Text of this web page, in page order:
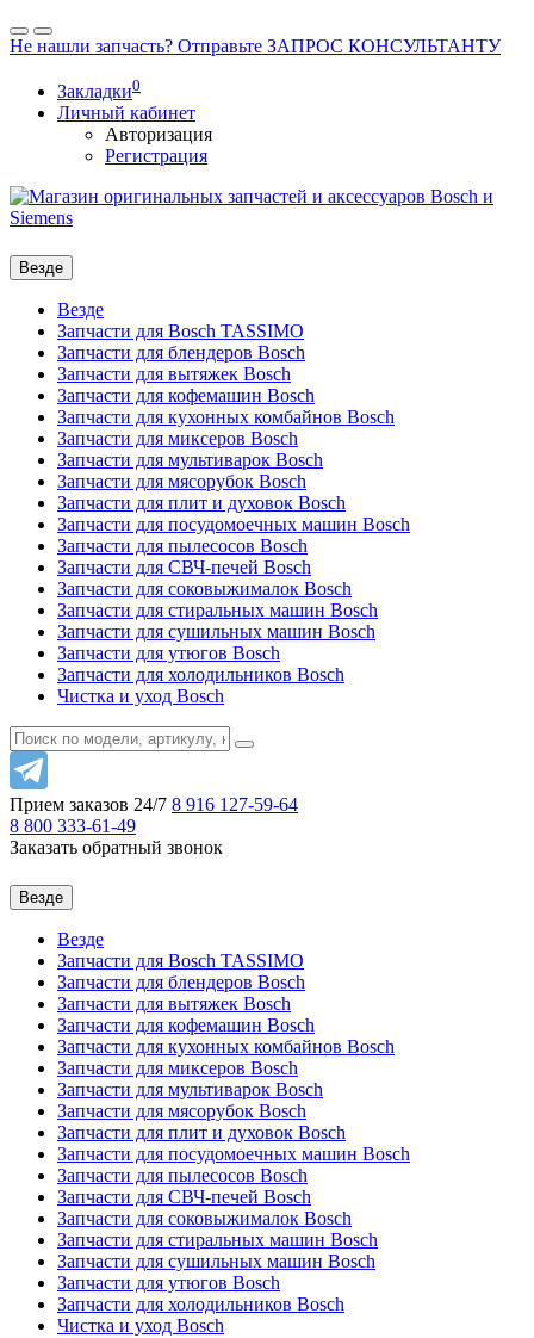
Не нашли запчасть? Отправьте ЗАПРОС КОНСУЛЬТАНТУ
Закладки0
Личный кабинет
Авторизация
Регистрация
Везде
Везде
Запчасти для Bosch TASSIMO
Запчасти для блендеров Bosch
Запчасти для вытяжек Bosch
Запчасти для кофемашин Bosch
Запчасти для кухонных комбайнов Bosch
Запчасти для миксеров Bosch
Запчасти для мультиварок Bosch
Запчасти для мясорубок Bosch
Запчасти для плит и духовок Bosch
Запчасти для посудомоечных машин Bosch
Запчасти для пылесосов Bosch
Запчасти для СВЧ-печей Bosch
Запчасти для соковыжималок Bosch
Запчасти для стиральных машин Bosch
Запчасти для сушильных машин Bosch
Запчасти для утюгов Bosch
Запчасти для холодильников Bosch
Чистка и уход Bosch
Прием заказов 24/7 8 916 127-59-64
8 800 333-61-49
Заказать обратный звонок
Везде
Везде
Запчасти для Bosch TASSIMO
Запчасти для блендеров Bosch
Запчасти для вытяжек Bosch
Запчасти для кофемашин Bosch
Запчасти для кухонных комбайнов Bosch
Запчасти для миксеров Bosch
Запчасти для мультиварок Bosch
Запчасти для мясорубок Bosch
Запчасти для плит и духовок Bosch
Запчасти для посудомоечных машин Bosch
Запчасти для пылесосов Bosch
Запчасти для СВЧ-печей Bosch
Запчасти для соковыжималок Bosch
Запчасти для стиральных машин Bosch
Запчасти для сушильных машин Bosch
Запчасти для утюгов Bosch
Запчасти для холодильников Bosch
Чистка и уход Bosch